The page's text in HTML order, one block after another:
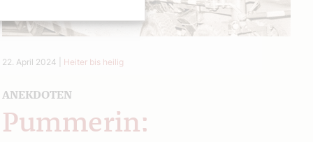
22. April 2024 Heiter bis heilig
ANEKDOTEN
Pummerin: